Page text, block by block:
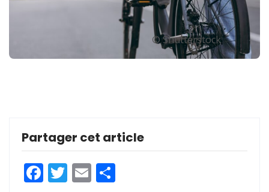
© Shutterstock
Partager cet article
Facebook
Twitter
Email